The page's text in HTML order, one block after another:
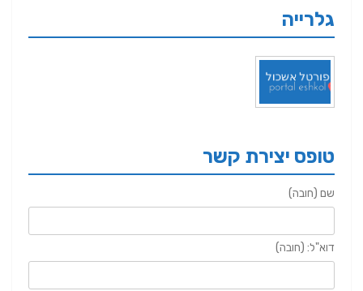
גלרייה
טופס יצירת קשר
שם (חובה)
דוא"ל: (חובה)